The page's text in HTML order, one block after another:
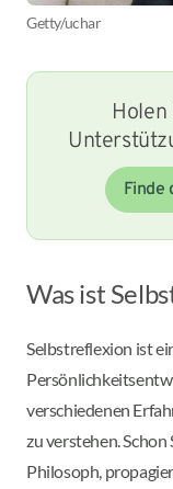
Getty/uchar
Finde
Was ist
Selbstreflexion ist
verschiedenen
zu verstehen.
Philosoph,